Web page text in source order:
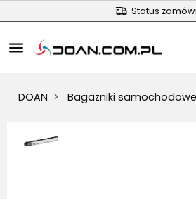
Status
menu
DOAN Bagażniki samochodowe